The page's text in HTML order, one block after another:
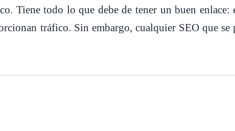
Tiene todo lo que debe de tener un buen
tráfico. Sin embargo, cualquier SEO que se